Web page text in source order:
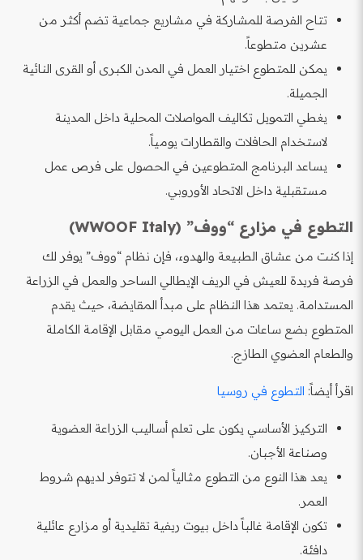
تتاح الفرصة للمشاركة في مشاريع جماعية تضم أكثر من
عشرين متطوعاً.
يمكن للمتطوع اختيار العمل في المدن الكبرى أو القرى النائية
الجميلة.
يغطي التمويل تكاليف المواصلات المحلية داخل المدينة
لاستخدام الحافلات والقطارات يومياً.
يساعد البرنامج المتطوعين في الحصول على فرص عمل
مستقبلية داخل الاتحاد الأوروبي.
التطوع في مزارع “ووف” (WWOOF Italy)
إذا كنت من عشاق الطبيعة والهدوء، فإن نظام “ووف” يوفر لك
فرصة فريدة للعيش في الريف الإيطالي الساحر والعمل في الزراعة
المستدامة. يعتمد هذا النظام على مبدأ المقايضة، حيث يقدم
المتطوع بضع ساعات من العمل اليومي مقابل الإقامة الكاملة
والطعام العضوي الطازج.
اقرأ أيضاً: التطوع في روسيا
التركيز الأساسي يكون على تعلم أساليب الزراعة العضوية
وصناعة الأجبان.
يعد هذا النوع من التطوع مثالياً لمن لا تتوفر لديهم شروط
العمر.
تكون الإقامة غالباً داخل بيوت ريفية تقليدية أو مزارع عائلية
دافئة.